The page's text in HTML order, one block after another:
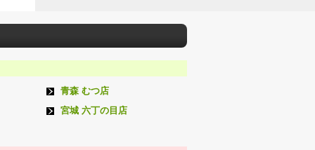
青森 むつ店
宮城 六丁の目店